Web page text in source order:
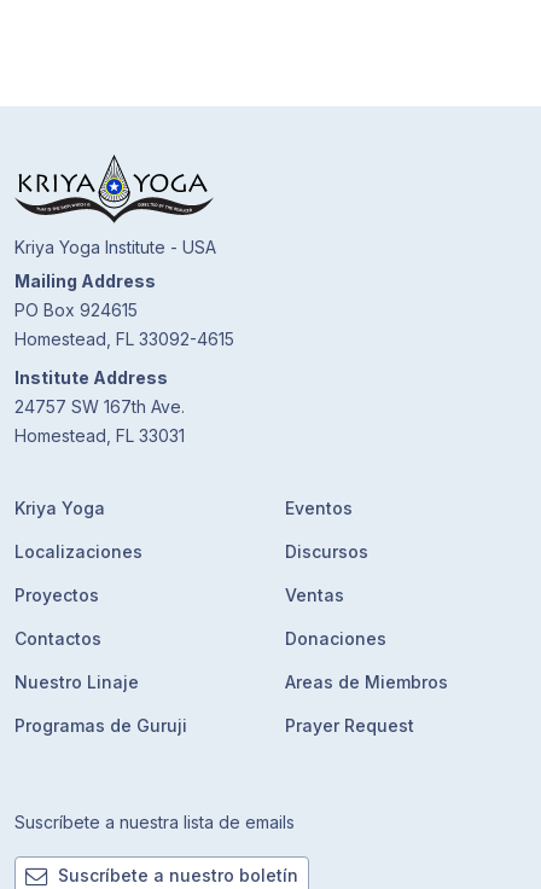
Kriya Yoga Institute - USA
Mailing Address
PO Box 924615
Homestead, FL 33092-4615
Institute Address
24757 SW 167th Ave.
Homestead, FL 33031
Kriya Yoga
Localizaciones
Proyectos
Contactos
Nuestro Linaje
Programas de Guruji
Eventos
Discursos
Ventas
Donaciones
Areas de Miembros
Prayer Request
Suscríbete a nuestra lista de emails
Suscríbete a nuestro boletín